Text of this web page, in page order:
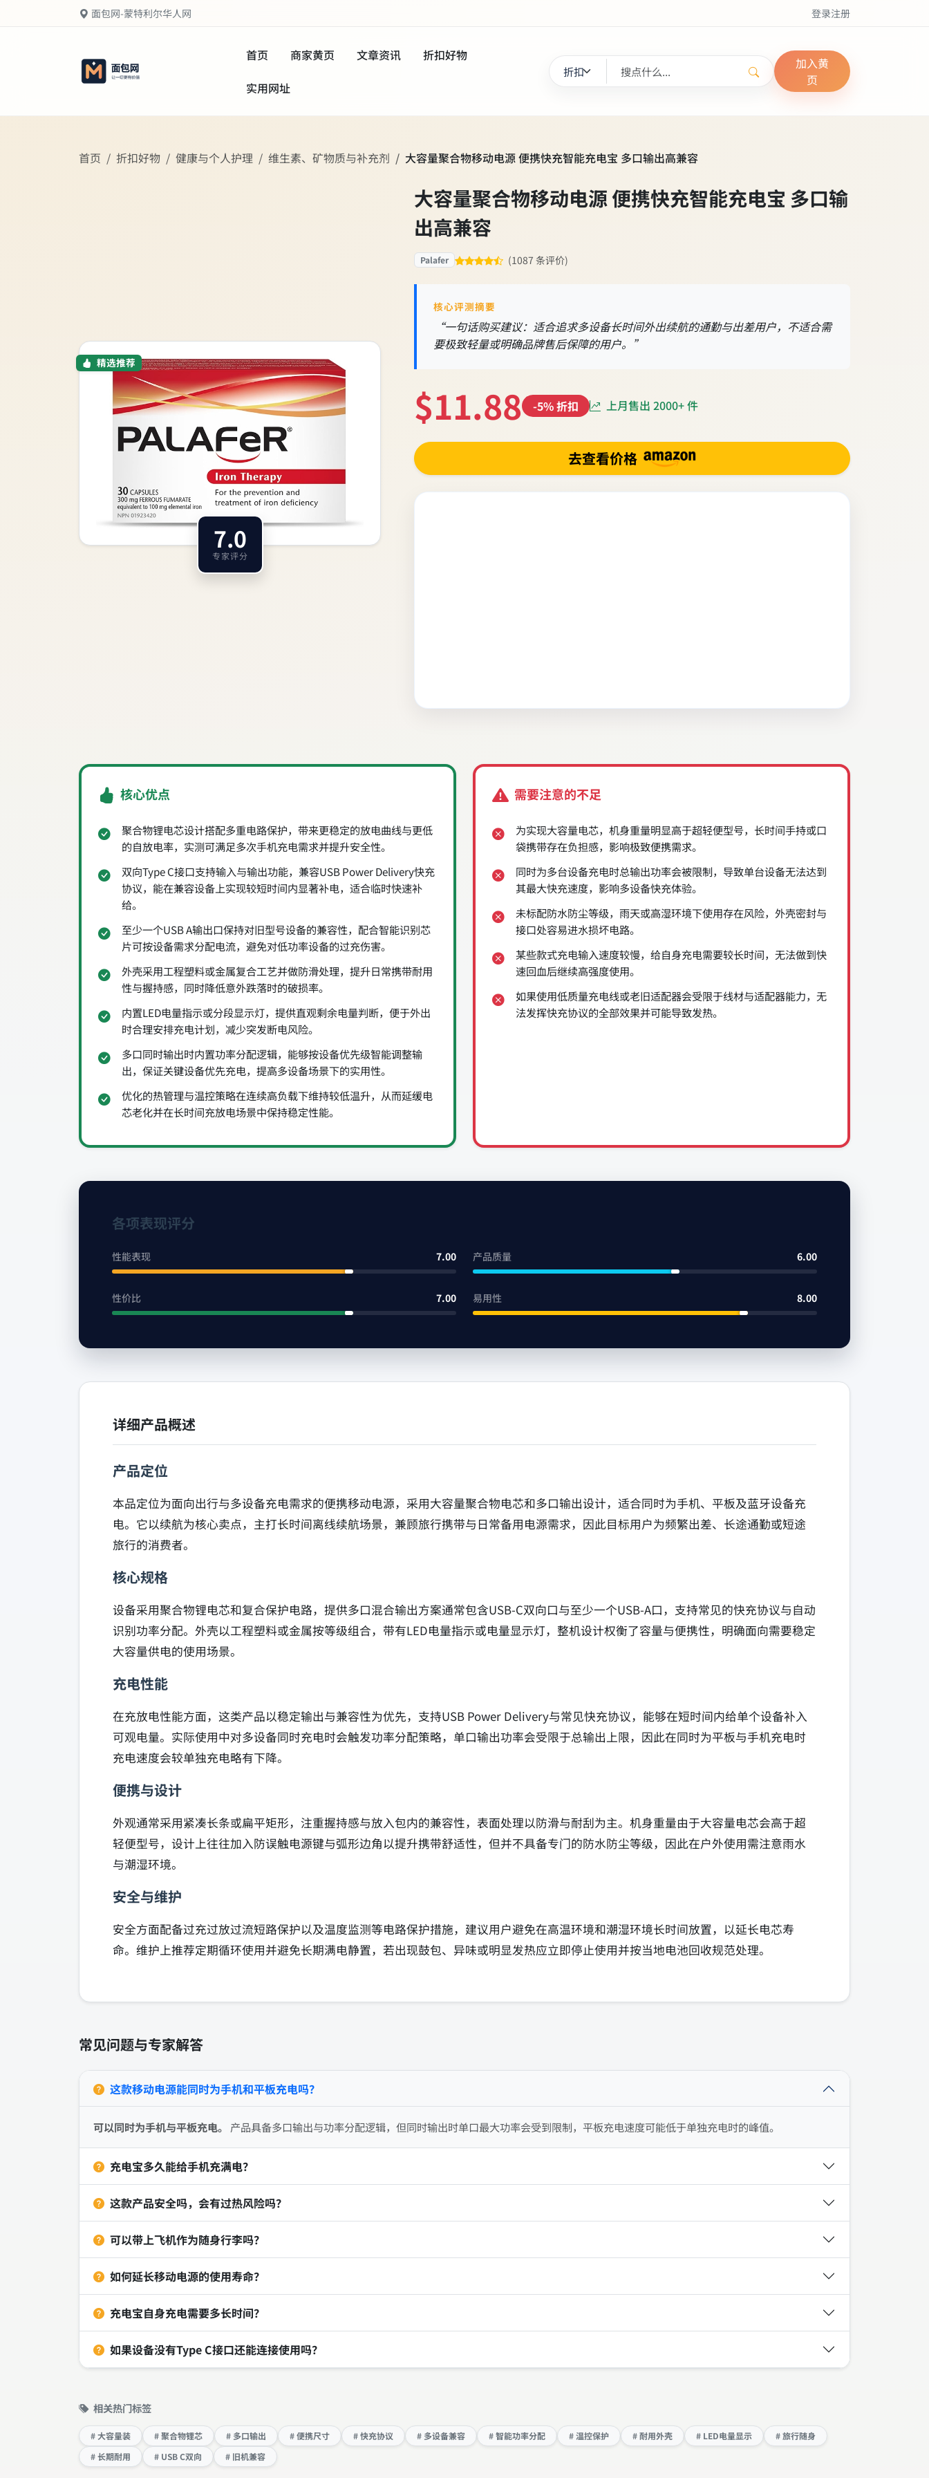
面包网-蒙特利尔华人网 登录注册
首页 商家黄页 文章资讯 折扣好物
实用网址
加入黄
页
首页 折扣好物 健康与个人护理 维生素、矿物质与补充剂 大容量聚合物移动电源 便携快充智能充电宝 多口输出高兼容
精选推荐
7.0
专家评分
大容量聚合物移动电源 便携快充智能充电宝 多口输
出高兼容
Palafer (1087 条评价)
核心评测摘要
“一句话购买建议：适合追求多设备长时间外出续航的通勤与出差用户，不适合需
要极致轻量或明确品牌售后保障的用户。”
$11.88 -5% 折扣 上月售出 2000+ 件
去查看价格
核心优点
聚合物锂电芯设计搭配多重电路保护，带来更稳定的放电曲线与更低
的自放电率，实测可满足多次手机充电需求并提升安全性。
双向Type C接口支持输入与输出功能，兼容USB Power Delivery快充
协议，能在兼容设备上实现较短时间内显著补电，适合临时快速补
给。
至少一个USB A输出口保持对旧型号设备的兼容性，配合智能识别芯
片可按设备需求分配电流，避免对低功率设备的过充伤害。
外壳采用工程塑料或金属复合工艺并做防滑处理，提升日常携带耐用
性与握持感，同时降低意外跌落时的破损率。
内置LED电量指示或分段显示灯，提供直观剩余电量判断，便于外出
时合理安排充电计划，减少突发断电风险。
多口同时输出时内置功率分配逻辑，能够按设备优先级智能调整输
出，保证关键设备优先充电，提高多设备场景下的实用性。
优化的热管理与温控策略在连续高负载下维持较低温升，从而延缓电
芯老化并在长时间充放电场景中保持稳定性能。
需要注意的不足
为实现大容量电芯，机身重量明显高于超轻便型号，长时间手持或口
袋携带存在负担感，影响极致便携需求。
同时为多台设备充电时总输出功率会被限制，导致单台设备无法达到
其最大快充速度，影响多设备快充体验。
未标配防水防尘等级，雨天或高湿环境下使用存在风险，外壳密封与
接口处容易进水损坏电路。
某些款式充电输入速度较慢，给自身充电需要较长时间，无法做到快
速回血后继续高强度使用。
如果使用低质量充电线或老旧适配器会受限于线材与适配器能力，无
法发挥快充协议的全部效果并可能导致发热。
各项表现评分
性能表现 7.00 产品质量 6.00
性价比 7.00 易用性 8.00
详细产品概述
产品定位
本品定位为面向出行与多设备充电需求的便携移动电源，采用大容量聚合物电芯和多口输出设计，适合同时为手机、平板及蓝牙设备充
电。它以续航为核心卖点，主打长时间离线续航场景，兼顾旅行携带与日常备用电源需求，因此目标用户为频繁出差、长途通勤或短途
旅行的消费者。
核心规格
设备采用聚合物锂电芯和复合保护电路，提供多口混合输出方案通常包含USB-C双向口与至少一个USB-A口，支持常见的快充协议与自动
识别功率分配。外壳以工程塑料或金属按等级组合，带有LED电量指示或电量显示灯，整机设计权衡了容量与便携性，明确面向需要稳定
大容量供电的使用场景。
充电性能
在充放电性能方面，这类产品以稳定输出与兼容性为优先，支持USB Power Delivery与常见快充协议，能够在短时间内给单个设备补入
可观电量。实际使用中对多设备同时充电时会触发功率分配策略，单口输出功率会受限于总输出上限，因此在同时为平板与手机充电时
充电速度会较单独充电略有下降。
便携与设计
外观通常采用紧凑长条或扁平矩形，注重握持感与放入包内的兼容性，表面处理以防滑与耐刮为主。机身重量由于大容量电芯会高于超
轻便型号，设计上往往加入防误触电源键与弧形边角以提升携带舒适性，但并不具备专门的防水防尘等级，因此在户外使用需注意雨水
与潮湿环境。
安全与维护
安全方面配备过充过放过流短路保护以及温度监测等电路保护措施，建议用户避免在高温环境和潮湿环境长时间放置，以延长电芯寿
命。维护上推荐定期循环使用并避免长期满电静置，若出现鼓包、异味或明显发热应立即停止使用并按当地电池回收规范处理。
常见问题与专家解答
这款移动电源能同时为手机和平板充电吗？
可以同时为手机与平板充电。 产品具备多口输出与功率分配逻辑，但同时输出时单口最大功率会受到限制，平板充电速度可能低于单独充电时的峰值。
充电宝多久能给手机充满电？
这款产品安全吗，会有过热风险吗？
可以带上飞机作为随身行李吗？
如何延长移动电源的使用寿命？
充电宝自身充电需要多长时间？
如果设备没有Type C接口还能连接使用吗？
相关热门标签
# 大容量装 # 聚合物锂芯 # 多口输出 # 便携尺寸 # 快充协议 # 多设备兼容 # 智能功率分配 # 温控保护 # 耐用外壳 # LED电量显示
# 旅行随身
# 长期耐用
# USB C双向 # 旧机兼容